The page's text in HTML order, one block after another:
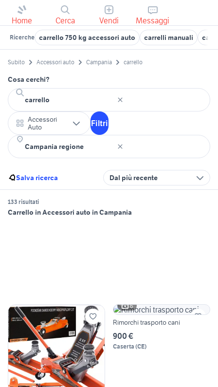
Home Cerca Vendi Messaggi
Ricerche carrello 750 kg accessori auto carrelli manuali
Subito Accessori auto Campania carrello
Cosa cerchi?
Accessori
Auto
Filtri
Salva ricerca Dal più recente
133 risultati
Carrello in Accessori auto in Campania
6
Rimorchi trasporto cani
900 €
Caserta (CE)